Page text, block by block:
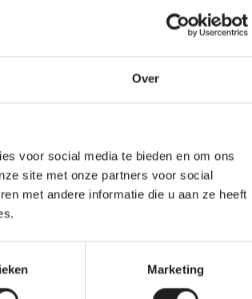
Over
voor social media te bieden en om ons
site met onze partners voor social
met andere informatie die u aan ze heeft
Marketing
jouw auto?
in één keer passend.
— normaal dak
ofThule WingBar Evo